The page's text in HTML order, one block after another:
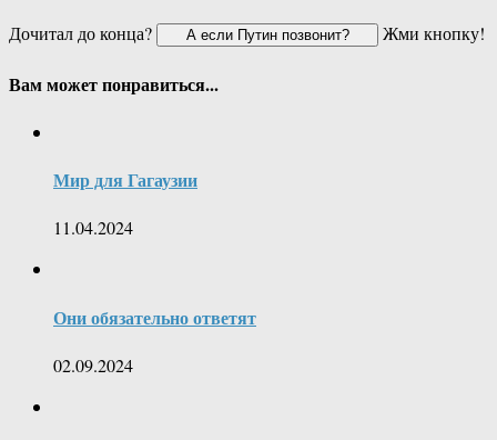
Дочитал до конца?
Жми кнопку!
Вам может понравиться...
Мир для Гагаузии
11.04.2024
Они обязательно ответят
02.09.2024